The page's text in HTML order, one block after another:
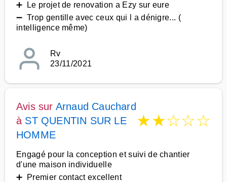
➕ Le projet de renovation a Ezy sur eure
➖ Trop gentille avec ceux qui l a dénigre... (
intelligence même)
Rv
23/11/2021
Avis sur Arnaud Cauchard
à ST QUENTIN SUR LE
HOMME
★★☆☆☆
Engagé pour la conception et suivi de chantier
d'une maison individuelle
➕ Premier contact excellent